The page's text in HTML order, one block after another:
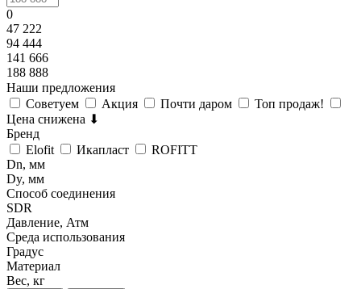
0
47 222
94 444
141 666
188 888
Наши предложения
Советуем
Акция Почти даром
Топ продаж!
Цена снижена ⬇
Бренд
Elofit
Икапласт
ROFITT
Dn, мм
Dy, мм
Способ соединения
SDR
Давление, Атм
Среда использования
Градус
Материал
Вес, кг